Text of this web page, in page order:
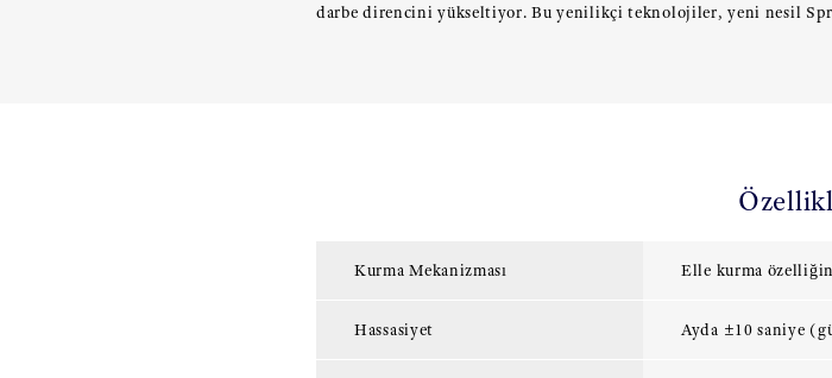
darbe direncini yükseltiyor. Bu yenilikçi teknolojiler, yeni nesil
Kurma Mekanizması Elle kurma
Hassasiyet Ayda ±10 saniye